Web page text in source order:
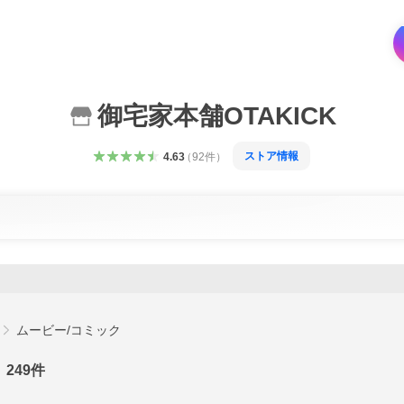
御宅家本舗OTAKICK
4.63（92件） ストア情報
ムービー/コミック
249件